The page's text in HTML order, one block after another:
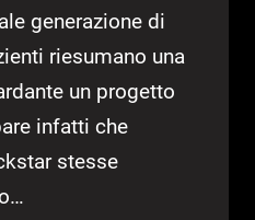
generazione di
riesumano una
un progetto
infatti che
stesse